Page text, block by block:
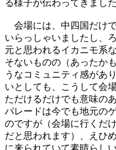
る様子が伝わってきました
会場には、中四国だけ
いらっしゃいましたし、
元と思われるイカニモ系
そないものの（あったか
うなコミュニティ感があ
いとしても、こうして会
ただけるだけでも意味の
パレードは今でも地元の
のですが（会場に行くだ
だと思われます）、えひ